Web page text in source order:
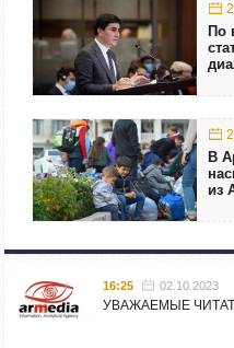
По
В
из
16:25 02.10.2023
УВАЖАЕМЫЕ